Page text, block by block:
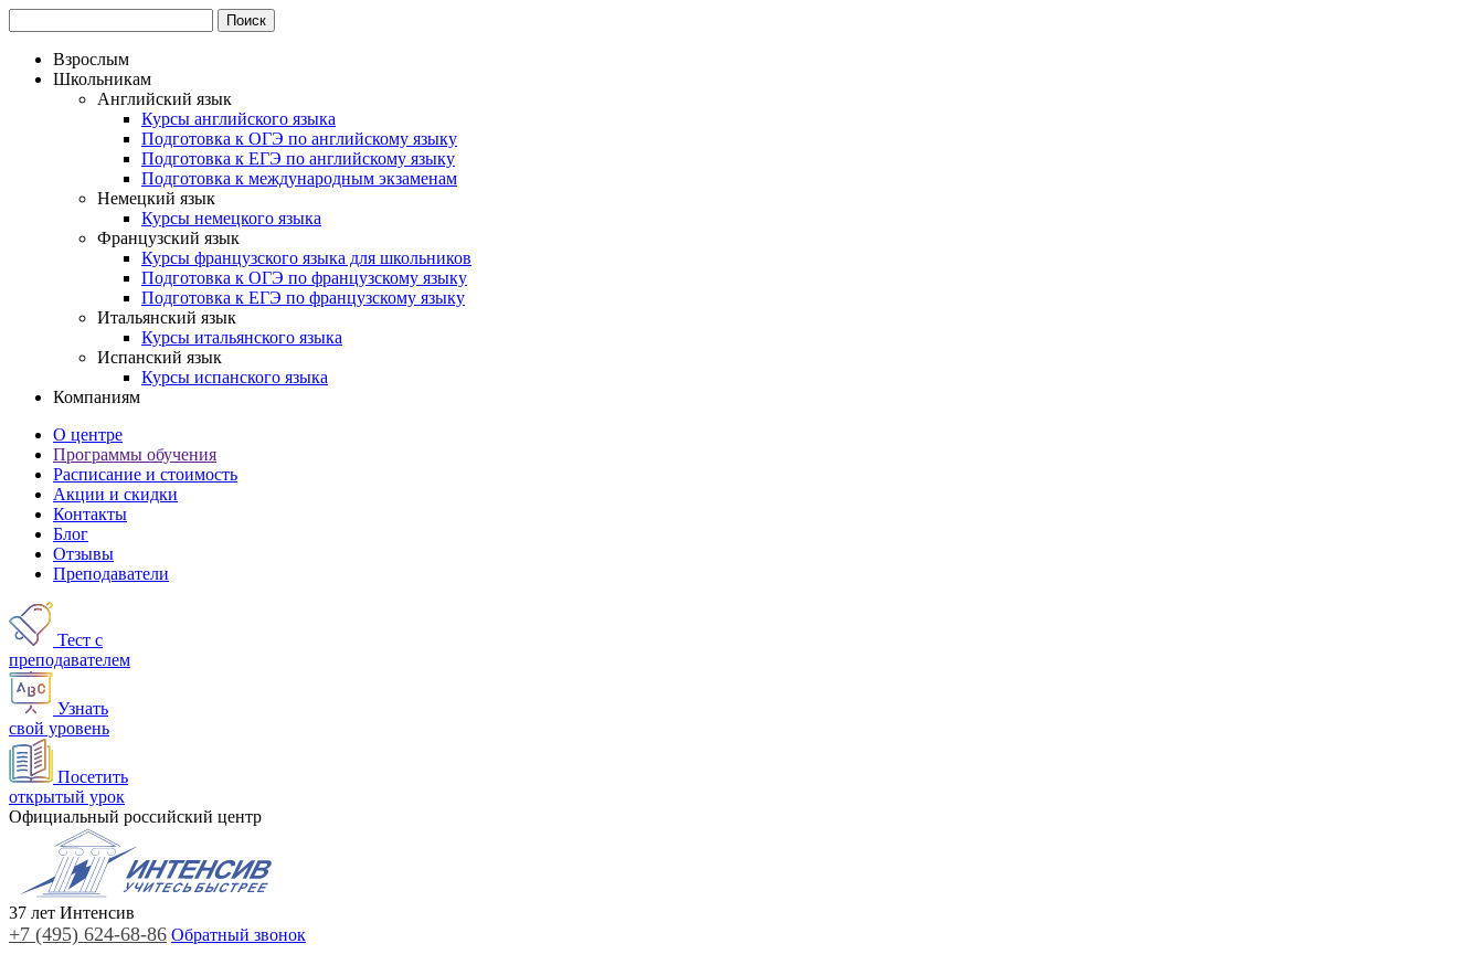
Взрослым
Школьникам
Английский язык
Курсы английского языка
Подготовка к ОГЭ по английскому языку
Подготовка к ЕГЭ по английскому языку
Подготовка к международным экзаменам
Немецкий язык
Курсы немецкого языка
Французский язык
Курсы французского языка для школьников
Подготовка к ОГЭ по французскому языку
Подготовка к ЕГЭ по французскому языку
Итальянский язык
Курсы итальянского языка
Испанский язык
Курсы испанского языка
Компаниям
О центре
Программы обучения
Расписание и стоимость
Акции и скидки
Контакты
Блог
Отзывы
Преподаватели
Тест с
преподавателем
Узнать
свой уровень
Посетить
открытый урок
Официальный российский центр
37 лет Интенсив
+7 (495) 624-68-86 Обратный звонок